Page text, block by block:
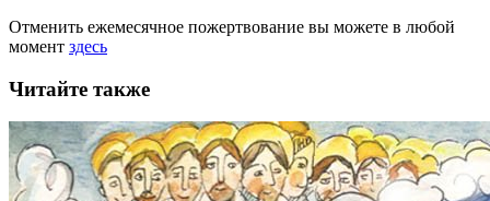
Отменить ежемесячное пожертвование вы можете в любой
момент здесь
Читайте также